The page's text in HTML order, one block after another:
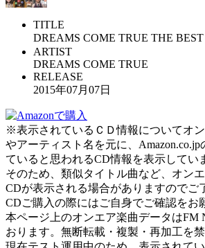
TITLE
DREAMS COME TRUE THE
ARTIST
DREAMS COME TRUE
RELEASE
2015年07月07日
※表示されているＣＤ情報についてオ
やアーティスト名を元に、
ていると思われるCD情報を表示してい
そのため、類似タイトル曲など、オン
CDが表示される場合がありますのでご
CDご購入の際にはご自身でご確認をお
本ページ上のオンエア楽曲データはFM
おります。無断転載・複製・再加工を禁